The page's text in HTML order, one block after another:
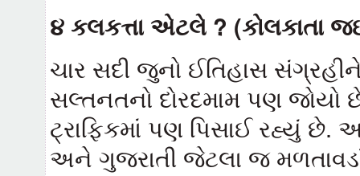
૪ કલકત્તા એટલે ? (કોલકાતા
ચાર સદી જુનો ઈતિહાસ
સલ્તનતનો દોરદમામ પણ જોયો
ટ્રાફિકમાં પણ પિસાઈ રહ્યું છે.
અને ગુજરાતી જેટલા જ